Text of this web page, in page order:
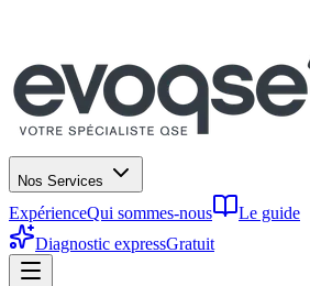
Nos Services
ExpérienceQui sommes-nous
Le guide
Diagnostic expressGratuit